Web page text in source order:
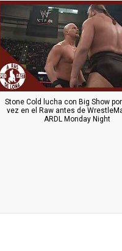
Stone Cold lucha con Big Show
vez en el Raw antes de
ARDL Monday Night